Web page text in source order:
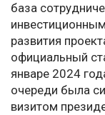
база
развития
официальный
январе 2024
очереди была
визитом